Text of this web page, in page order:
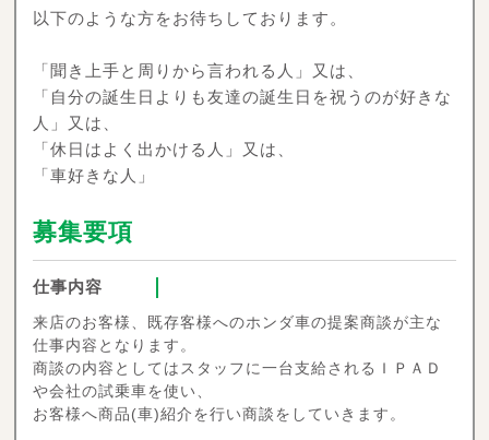
以下のような方をお待ちしております。
「聞き上手と周りから言われる人」又は、
「自分の誕生日よりも友達の誕生日を祝うのが好きな
人」又は、
「休日はよく出かける人」又は、
「車好きな人」
募集要項
仕事内容
来店のお客様、既存客様へのホンダ車の提案商談が主な
仕事内容となります。
商談の内容としてはスタッフに一台支給されるＩＰＡＤ
や会社の試乗車を使い、
お客様へ商品(車)紹介を行い商談をしていきます。